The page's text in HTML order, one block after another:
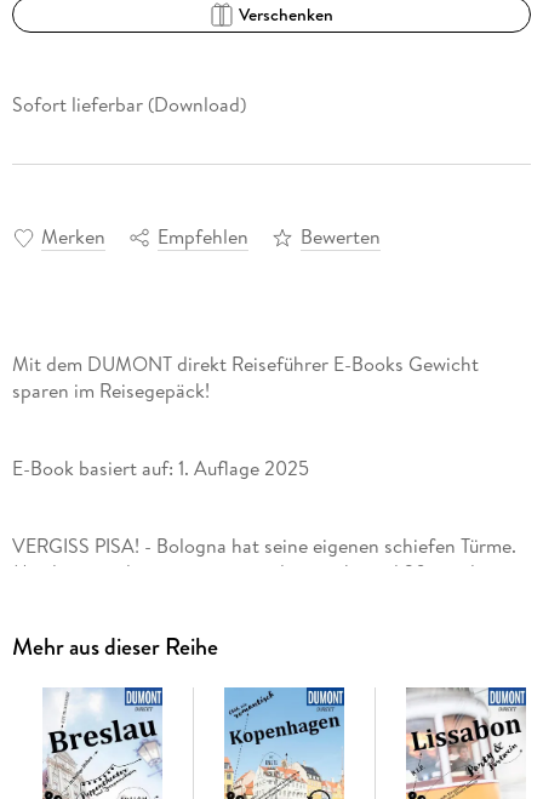
Verschenken
Sofort lieferbar (Download)
Merken Empfehlen Bewerten
Mit dem DUMONT direkt Reiseführer E-Books Gewicht
sparen im Reisegepäck!
E-Book basiert auf: 1. Auflage 2025
VERGISS PISA! - Bologna hat seine eigenen schiefen Türme.
Mit den geraden zusammen sind es noch rund 20 aus dem
Studenten und in der riesigen Innenstadt angenehm
Mit den 15 "Direktkapiteln" des Reiseführers von Sibylle Lauth
können Sie sich zwanglos unter die Bolognesi mischen, direkt
Mehr aus dieser Reihe